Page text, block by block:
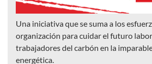
Una iniciativa que se suma a los
organización para cuidar el futuro
trabajadores del carbón en la
energética.